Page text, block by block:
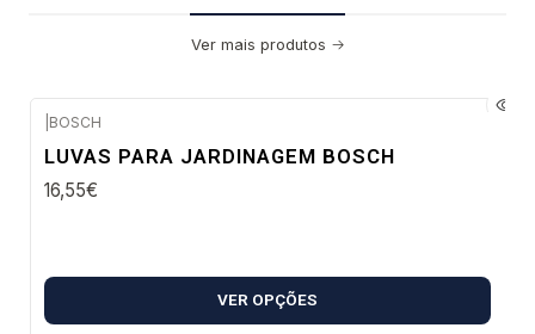
Ver mais produtos
BOSCH
LUVAS PARA JARDINAGEM BOSCH
16,55€
VER OPÇÕES